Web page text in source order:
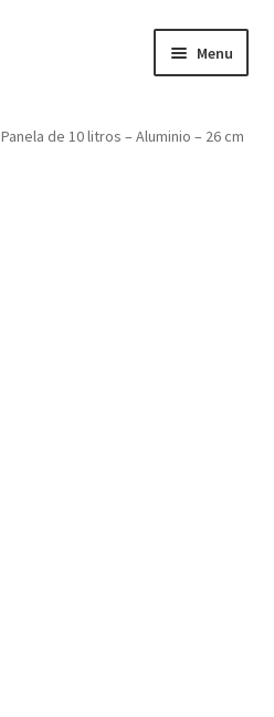
Menu
Panela de 10 litros – Aluminio – 26 cm